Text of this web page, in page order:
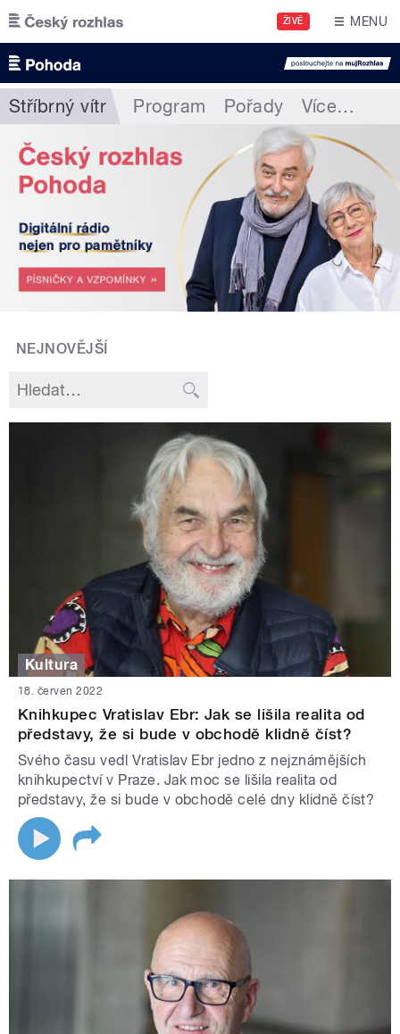
Přejít k hlavnímu obsahu
ŽIVĚ MENU
Stříbrný vítr Program Pořady Více…
NEJNOVĚJŠÍ
Kultura
18. červen 2022
Knihkupec Vratislav Ebr: Jak se lišila realita od
představy, že si bude v obchodě klidně číst?
Svého času vedl Vratislav Ebr jedno z nejznámějších
knihkupectví v Praze. Jak moc se lišila realita od
představy, že si bude v obchodě celé dny klidně číst?